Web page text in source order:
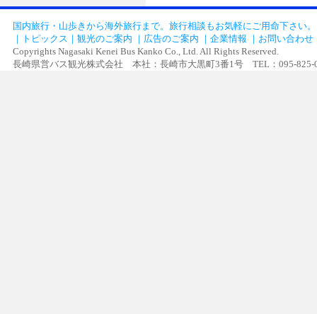
国内旅行・山歩きから海外旅行まで。旅行相談もお気軽にご用命下さい。
｜
トピックス ｜ 観光のご案内 ｜ 広告のご案内 ｜ 企業情報 ｜ お問い合わせ
Copyrights Nagasaki Kenei Bus Kanko Co., Ltd. All Rights Reserved.
長崎県営バス観光株式会社 本社：長崎市大黒町3番1号 TEL：095-